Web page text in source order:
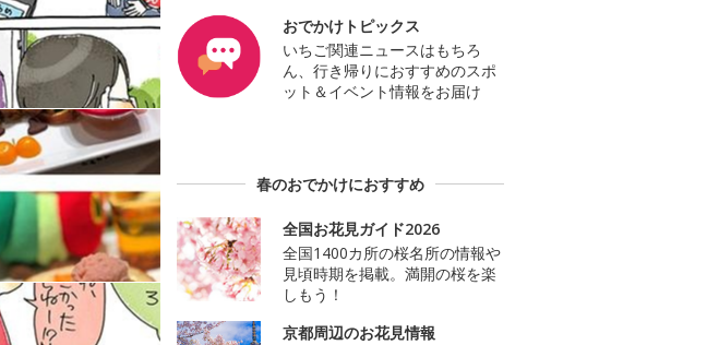
おでかけトピックス
いちご関連ニュースはもちろ
ん、行き帰りにおすすめのスポ
ット＆イベント情報をお届け
春のおでかけにおすすめ
全国お花見ガイド2026
全国1400カ所の桜名所の情報や
見頃時期を掲載。満開の桜を楽
しもう！
京都周辺のお花見情報